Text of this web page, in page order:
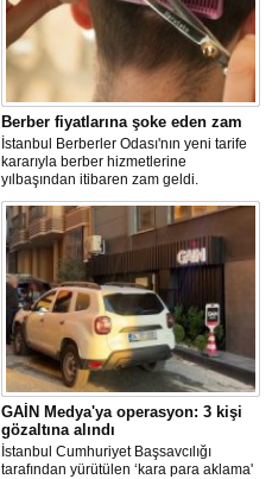
Berber fiyatlarına şoke eden zam
İstanbul Berberler Odası'nın yeni tarife
kararıyla berber hizmetlerine
yılbaşından itibaren zam geldi.
GAİN Medya'ya operasyon: 3 kişi
gözaltına alındı
İstanbul Cumhuriyet Başsavcılığı
tarafından yürütülen ‘kara para aklama'